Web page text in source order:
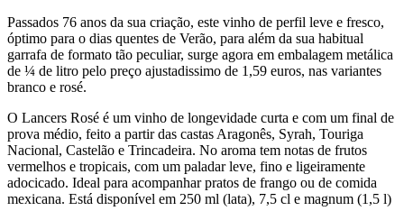
Passados 76 anos da sua criação, este vinho de perfil leve e fresco,
óptimo para o dias quentes de Verão, para além da sua habitual
garrafa de formato tão peculiar, surge agora em embalagem metálica
de ¼ de litro pelo preço ajustadissimo de 1,59 euros, nas variantes
branco e rosé.
O Lancers Rosé é um vinho de longevidade curta e com um final de
prova médio, feito a partir das castas Aragonês, Syrah, Touriga
Nacional, Castelão e Trincadeira. No aroma tem notas de frutos
vermelhos e tropicais, com um paladar leve, fino e ligeiramente
adocicado. Ideal para acompanhar pratos de frango ou de comida
mexicana. Está disponível em 250 ml (lata), 7,5 cl e magnum (1,5 l)